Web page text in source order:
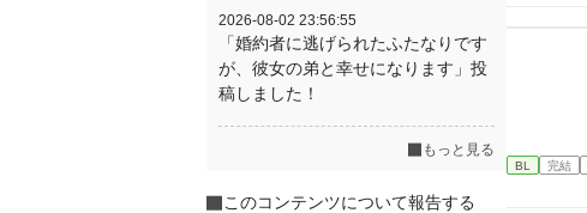
BL 完結
2026-08-02 23:56:55
「婚約者に逃げられたふたなりです
が、彼女の弟と幸せになります」投
稿しました！
もっと見る
このコンテンツについて報告する